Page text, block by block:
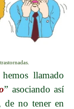
llamado
” asociando así
de no tener en